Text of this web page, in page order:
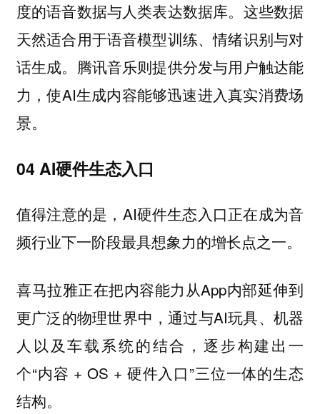
度的语音数据与人类表达数据库。这些数据
天然适合用于语音模型训练、情绪识别与对
话生成。腾讯音乐则提供分发与用户触达能
力，使AI生成内容能够迅速进入真实消费场
景。
04 AI硬件生态入口
值得注意的是，AI硬件生态入口正在成为音
频行业下一阶段最具想象力的增长点之一。
喜马拉雅正在把内容能力从App内部延伸到
更广泛的物理世界中，通过与AI玩具、机器
人以及车载系统的结合，逐步构建出一
个“内容 + OS + 硬件入口”三位一体的生态
结构。